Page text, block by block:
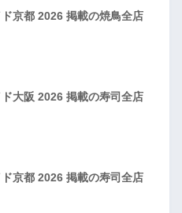
京都 2026 掲載の焼鳥全店
大阪 2026 掲載の寿司全店
京都 2026 掲載の寿司全店